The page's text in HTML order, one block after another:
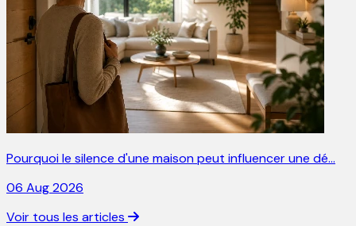
Pourquoi le silence d'une maison peut influencer une dé…
06 Aug 2026
Voir tous les articles